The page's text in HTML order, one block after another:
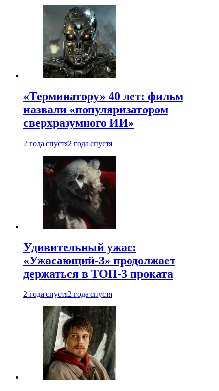
«Терминатору» 40 лет: фильм
назвали «популяризатором
сверхразумного ИИ»
2 года спустя2 года спустя
Удивительный ужас:
«Ужасающий-3» продолжает
держаться в ТОП-3 проката
2 года спустя2 года спустя